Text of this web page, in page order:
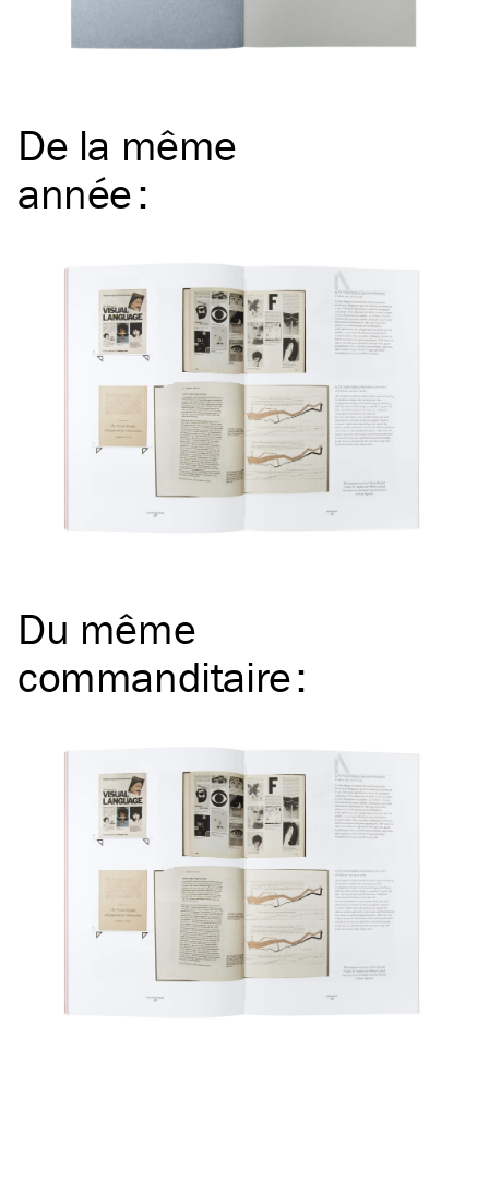
De la même
année:
Du même
commanditaire: